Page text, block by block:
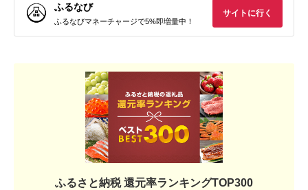
ふるなび
ふるなびマネーチャージで5%即増量中！
サイトに行く
ふるさと納税 還元率ランキングTOP300